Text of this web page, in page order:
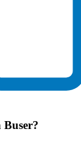
Buser?